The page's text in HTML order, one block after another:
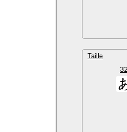
Taille
32